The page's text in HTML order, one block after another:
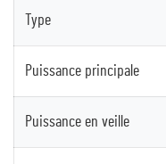
Type
Puissance principale
Puissance en veille